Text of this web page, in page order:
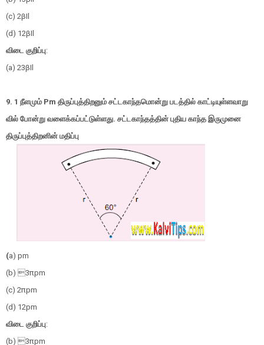
(c) 2βI
(d) 12βI
விடை குறிப்பு:
(a) 23βI
9. 1 நீளமும் Pm திருப்புத்திறனும் சட்டகாந்தமொன்று படத்தில் காட்டியுள்ளவாறு
வில் போன்று வளைக்கப்பட்டுள்ளது. சட்டகாந்தத்தின் புதிய காந்த இருமுனை
திருப்புத்திறனின் மதிப்பு
(a) pm
(b) 3πpm
(c) 2πpm
(d) 12pm
விடை குறிப்பு:
(b) 3πpm